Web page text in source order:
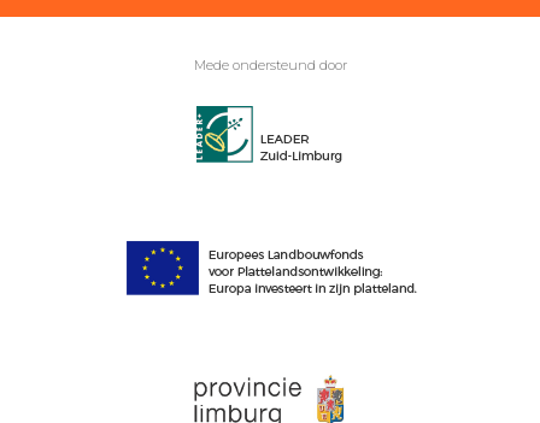
Mede ondersteund door